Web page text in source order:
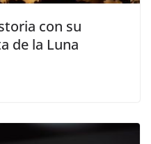
con su
de la Luna